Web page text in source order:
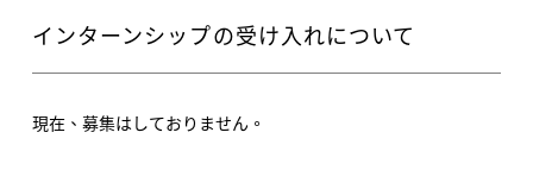
インターンシップの受け入れについて
現在、募集はしておりません。